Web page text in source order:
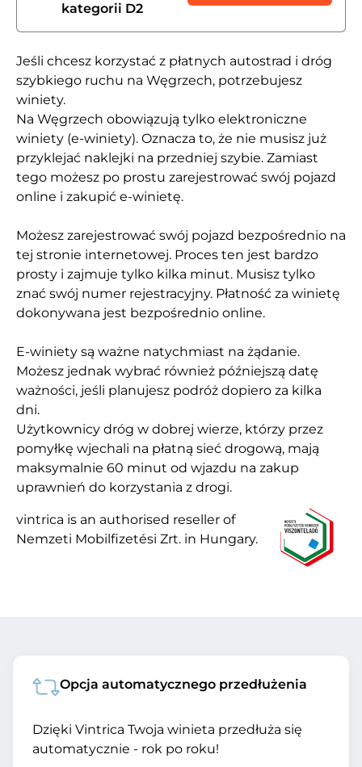
Jeśli chcesz korzystać z płatnych autostrad i dróg
szybkiego ruchu na Węgrzech, potrzebujesz
winiety.
Na Węgrzech obowiązują tylko elektroniczne
winiety (e-winiety). Oznacza to, że nie musisz już
przyklejać naklejki na przedniej szybie. Zamiast
tego możesz po prostu zarejestrować swój pojazd
online i zakupić e-winietę.
Możesz zarejestrować swój pojazd bezpośrednio na
tej stronie internetowej. Proces ten jest bardzo
prosty i zajmuje tylko kilka minut. Musisz tylko
znać swój numer rejestracyjny. Płatność za winietę
dokonywana jest bezpośrednio online.
E-winiety są ważne natychmiast na żądanie.
Możesz jednak wybrać również późniejszą datę
ważności, jeśli planujesz podróż dopiero za kilka
dni.
Użytkownicy dróg w dobrej wierze, którzy przez
pomyłkę wjechali na płatną sieć drogową, mają
maksymalnie 60 minut od wjazdu na zakup
uprawnień do korzystania z drogi.
vintrica is an authorised reseller of
Nemzeti Mobilfizetési Zrt. in Hungary.
kategorii D2
Opcja automatycznego przedłużenia
Dzięki Vintrica Twoja winieta przedłuża się
automatycznie - rok po roku!